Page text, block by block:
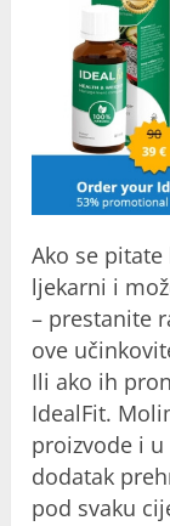
Ako se
ljekarni i
– prestanite
ove
Ili ako ih
IdealFit.
proizvode i
dodatak
pod svaku